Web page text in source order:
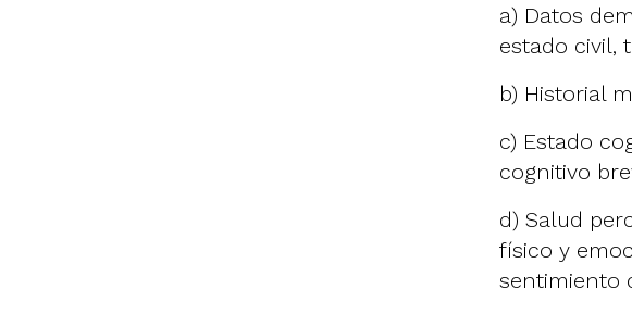
a) Datos
estado civil,
b) Historial
c) Estado
cognitivo
d) Salud
físico y
sentimiento